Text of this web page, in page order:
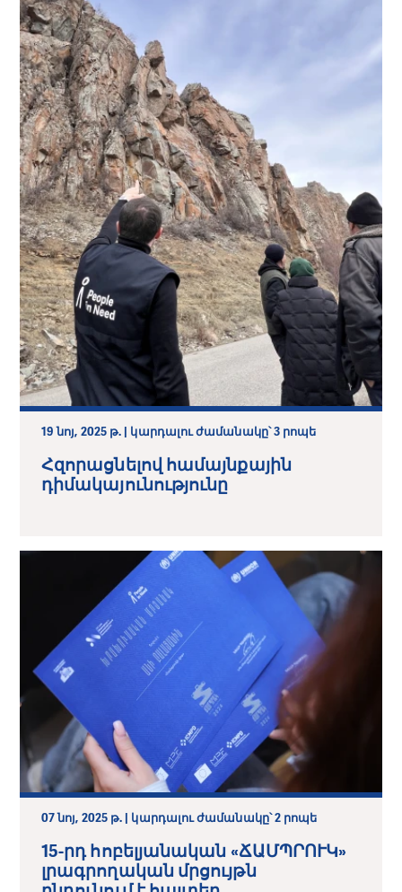
19 նոյ, 2025 թ. | կարդալու ժամանակը՝ 3 րոպե
Հզորացնելով համայնքային
դիմակայունությունը
07 նոյ, 2025 թ. | կարդալու ժամանակը՝ 2 րոպե
15-րդ հոբելյանական «ՃԱՄՊՐՈՒԿ»
լրագրողական մրցույթն